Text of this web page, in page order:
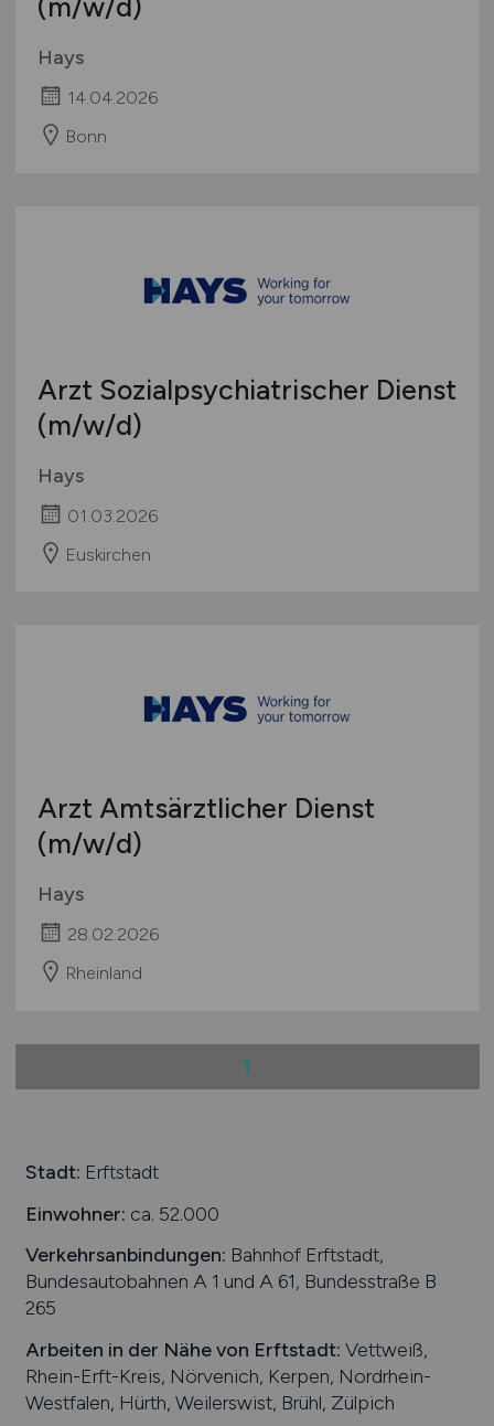
(m/w/d)
Hays
14.04.2026
Bonn
Arzt Sozialpsychiatrischer Dienst
(m/w/d)
Hays
01.03.2026
Euskirchen
Arzt Amtsärztlicher Dienst
(m/w/d)
Hays
28.02.2026
Rheinland
1
Stadt: Erftstadt
Einwohner: ca. 52.000
Verkehrsanbindungen: Bahnhof Erftstadt,
Bundesautobahnen A 1 und A 61, Bundesstraße B
265
Arbeiten in der Nähe von Erftstadt: Vettweiß,
Rhein-Erft-Kreis, Nörvenich, Kerpen, Nordrhein-
Westfalen, Hürth, Weilerswist, Brühl, Zülpich